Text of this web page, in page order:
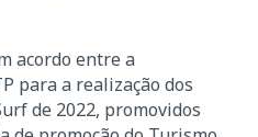
acordo entre a
para a realização dos
de 2022, promovidos